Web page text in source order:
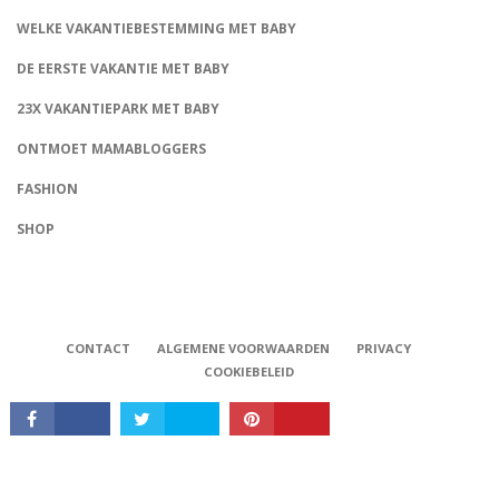
WELKE VAKANTIEBESTEMMING MET BABY
DE EERSTE VAKANTIE MET BABY
23X VAKANTIEPARK MET BABY
ONTMOET MAMABLOGGERS
FASHION
SHOP
CONTACT ALGEMENE VOORWAARDEN
PRIVACY
COOKIEBELEID
Babystraatje.nl, Copyright © 2019